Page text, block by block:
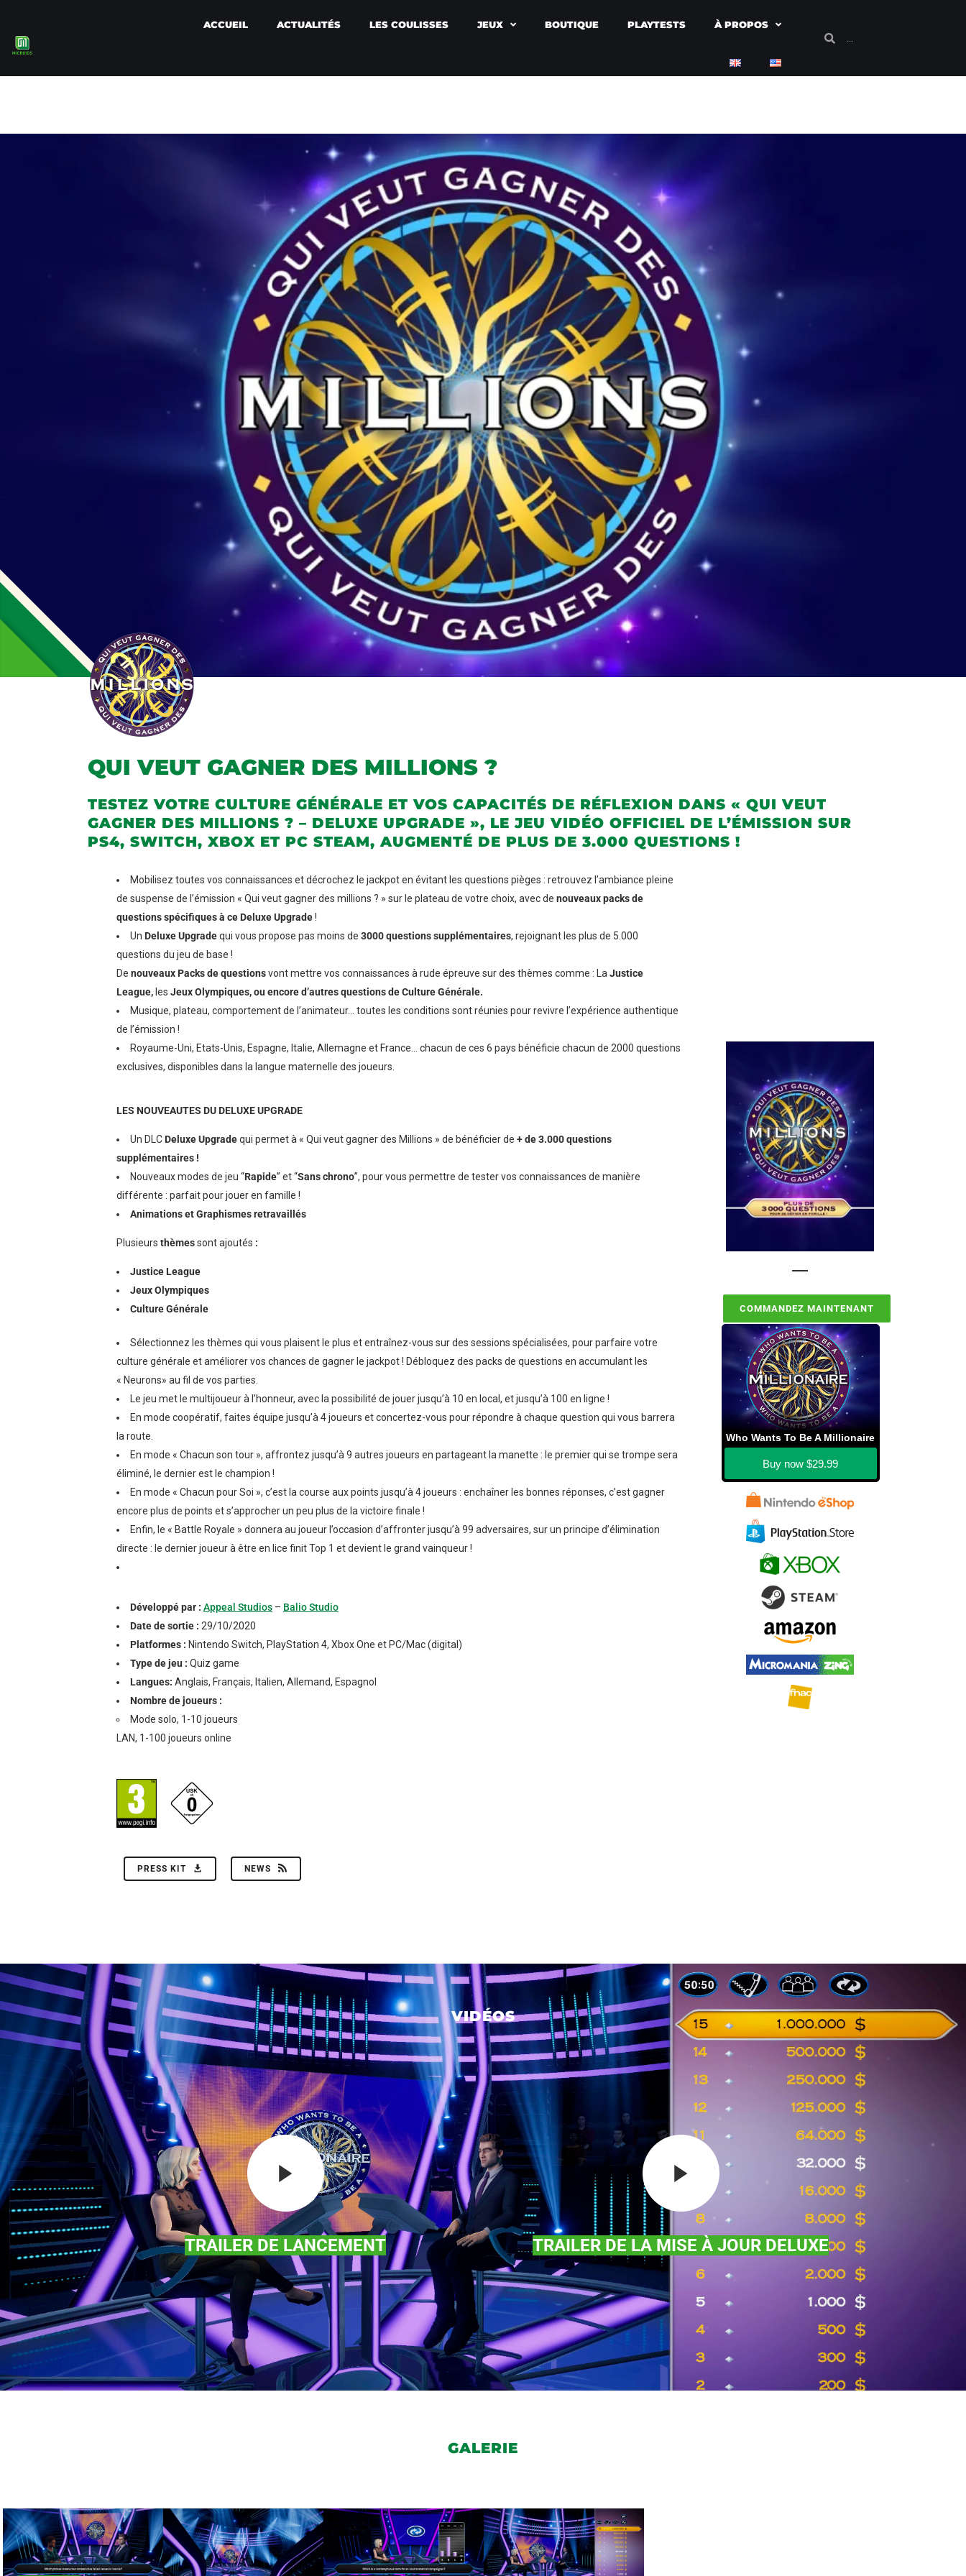
ACCUEIL ACTUALITÉS LES COULISSES JEUX BOUTIQUE PLAYTESTS À PROPOS
QUI VEUT GAGNER DES MILLIONS ?
TESTEZ VOTRE CULTURE GÉNÉRALE ET VOS CAPACITÉS DE RÉFLEXION DANS « QUI VEUT
GAGNER DES MILLIONS ? – DELUXE UPGRADE », LE JEU VIDÉO OFFICIEL DE L’ÉMISSION SUR
PS4, SWITCH, XBOX ET PC STEAM, AUGMENTÉ DE PLUS DE 3.000 QUESTIONS !
Mobilisez toutes vos connaissances et décrochez le jackpot en évitant les questions pièges : retrouvez l’ambiance pleine
de suspense de l’émission « Qui veut gagner des millions ? » sur le plateau de votre choix, avec de nouveaux packs de
questions spécifiques à ce Deluxe Upgrade!
Un Deluxe Upgradequi vous propose pas moins de 3000questions supplémentaires, rejoignant les plus de 5.000
questions du jeu de base !
De nouveaux Packs de questionsvont mettre vos connaissances à rude épreuve sur des thèmes comme : La Justice
League, les Jeux Olympiques, ou encore d’autres questions de Culture Générale.
Musique, plateau, comportement de l’animateur… toutes les conditions sont réunies pour revivre l’expérience authentique
de l’émission !
Royaume-Uni, Etats-Unis, Espagne, Italie, Allemagne et France… chacun de ces 6 pays bénéficie chacun de 2000 questions
exclusives, disponibles dans la langue maternelle des joueurs.
LES NOUVEAUTES DU DELUXE UPGRADE
Un DLC Deluxe Upgradequi permet à « Qui veut gagner des Millions » de bénéficier de + de 3.000 questions
supplémentaires !
Nouveaux modes de jeu “Rapide” et “Sans chrono”, pour vous permettre de tester vos connaissances de manière
différente : parfait pour jouer en famille !
Animations et Graphismes retravaillés
Plusieurs thèmessont ajoutés :
Justice League
Jeux Olympiques
Culture Générale
Sélectionnez les thèmes qui vous plaisent le plus et entraînez-vous sur des sessions spécialisées, pour parfaire votre
culture générale et améliorer vos chances de gagner le jackpot ! Débloquez des packs de questions en accumulant les
« Neurons» au fil de vos parties.
Le jeu met le multijoueur à l’honneur, avec la possibilité de jouer jusqu’à 10 en local, et jusqu’à 100 en ligne !
En mode coopératif, faites équipe jusqu’à 4 joueurs et concertez-vous pour répondre à chaque question qui vous barrera
la route.
En mode « Chacun son tour », affrontez jusqu’à 9 autres joueurs en partageant la manette : le premier qui se trompe sera
éliminé, le dernier est le champion !
En mode « Chacun pour Soi », c’est la course aux points jusqu’à 4 joueurs : enchaîner les bonnes réponses, c’est gagner
encore plus de points et s’approcher un peu plus de la victoire finale !
Enfin, le « Battle Royale » donnera au joueur l’occasion d’affronter jusqu’à 99 adversaires, sur un principe d’élimination
directe : le dernier joueur à être en lice finit Top 1 et devient le grand vainqueur !
Développé par : Appeal Studios – Balio Studio
Date de sortie : 29/10/2020
Platformes : Nintendo Switch, PlayStation 4, Xbox One et PC/Mac (digital)
Type de jeu : Quiz game
Langues: Anglais, Français, Italien, Allemand, Espagnol
Nombre de joueurs :
Mode solo, 1-10 joueurs
LAN, 1-100 joueurs online
PRESS KIT NEWS
COMMANDEZ MAINTENANT
Who Wants To Be A Millionaire
Buy now$29.99
VIDÉOS
TRAILER DE LANCEMENT TRAILER DE LA MISE À JOUR DELUXE
GALERIE